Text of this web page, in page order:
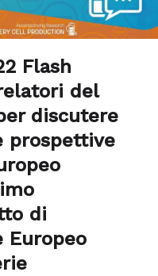
Flash
del
discutere
prospettive
di
Europeo